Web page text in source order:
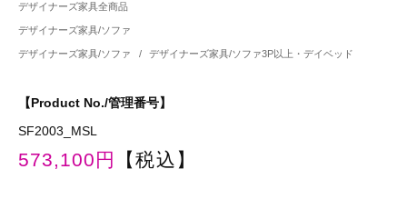
デザイナーズ家具全商品
デザイナーズ家具/ソファ
デザイナーズ家具/ソファ / デザイナーズ家具/ソファ3P以上・デイベッド
【Product No./管理番号】
SF2003_MSL
573,100円 【税込】